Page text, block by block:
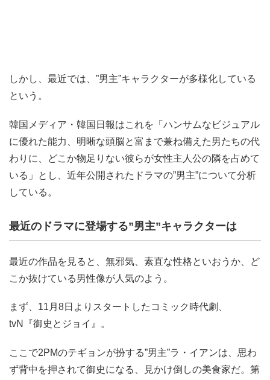
しかし、最近では、”男主”キャラクターが多様化している
という。
韓国メディア・韓国日報はこれを「ハンサムなビジュアル
に優れた能力、明晰な頭脳と富まで兼ね備えた男たちの代
わりに、どこか物足りない彼らが女性主人公の隣を占めて
いる」とし、近年公開されたドラマの”男主”について分析
している。
最近のドラマに登場する”男主”キャラクターは
最近の作品を見ると、無邪気、素直な性格といおうか、ど
こか抜けている男性像が人気のよう。
まず、11月8日よりスタートしたコミック時代劇、
tvN『御史とジョイ』。
ここで2PMのテギョンが扮する”男主”ラ・イアンは、思わ
ず背中を押されて御史になる、見かけ倒しの美食家だ。第